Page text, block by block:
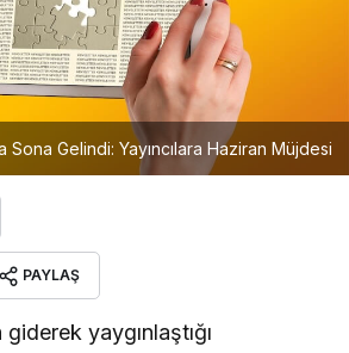
Sona Gelindi: Yayıncılara Haziran Müjdesi
PAYLAŞ
giderek yaygınlaştığı